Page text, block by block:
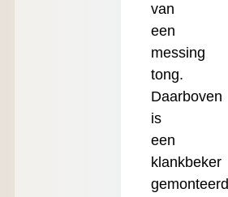
van
een
messing
tong.
Daarboven
is
een
klankbeker
gemonteerd